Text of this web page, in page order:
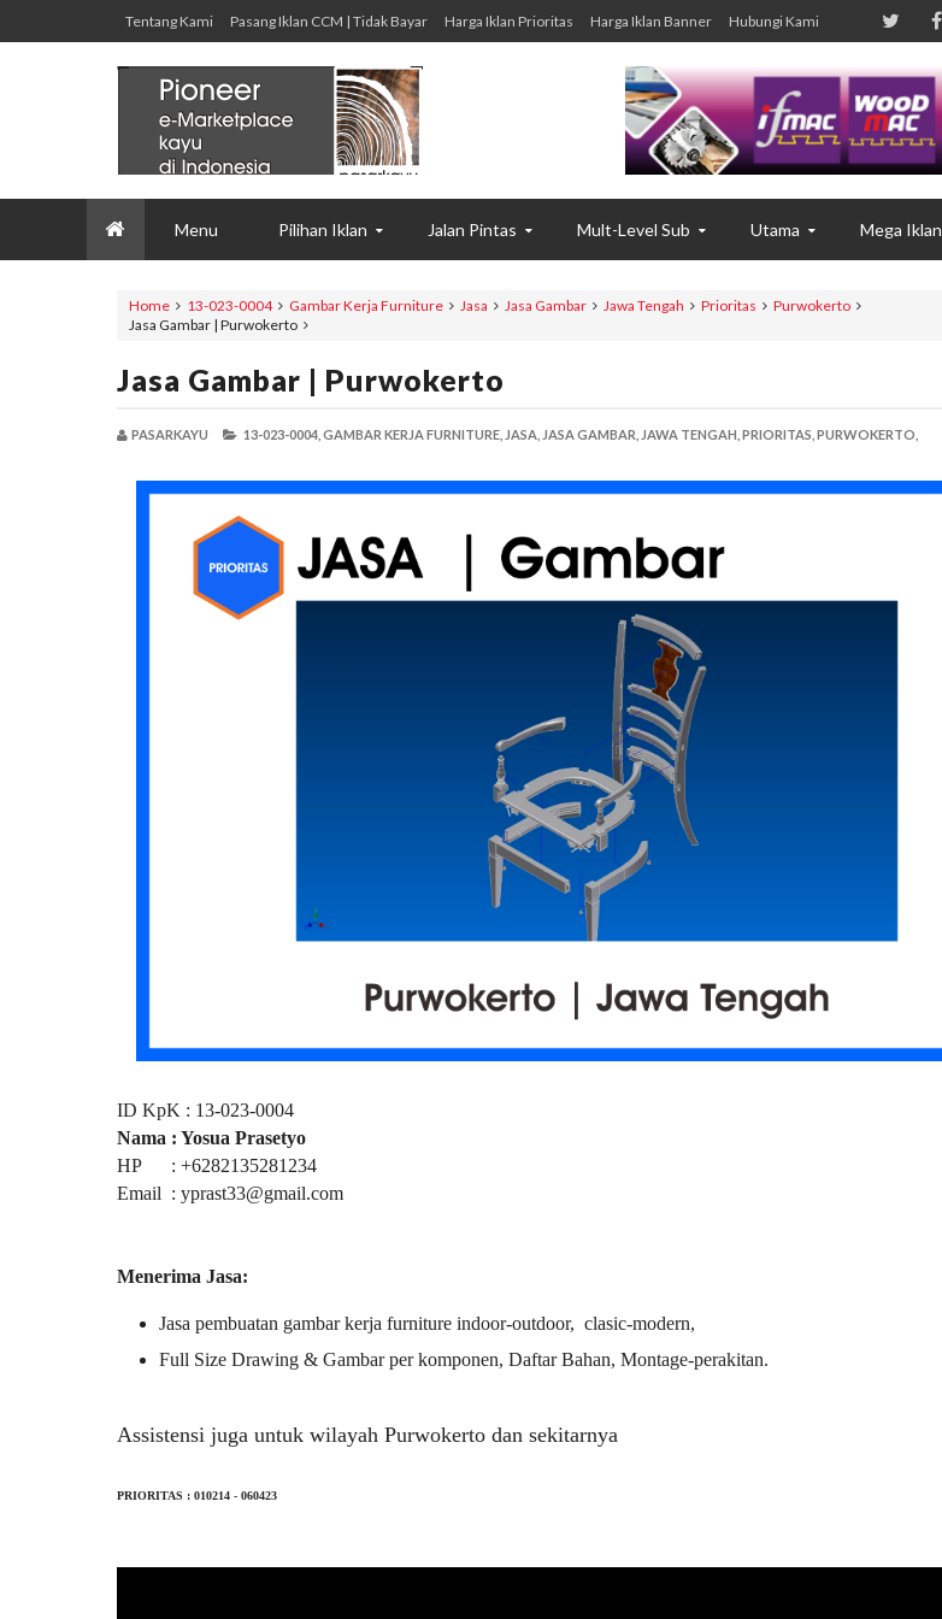
Tentang Kami Pasang Iklan CCM | Tidak Bayar Harga Iklan Prioritas Harga Iklan Banner Hubungi Kami
Menu Pilihan Iklan Jalan Pintas Mult-Level Sub Utama Mega Iklan
Home 13-023-0004 Gambar Kerja Furniture Jasa Jasa Gambar Jawa Tengah Prioritas
Purwokerto
Jasa Gambar | Purwokerto
Jasa Gambar | Purwokerto
PASARKAYU 13-023-0004, GAMBAR KERJA FURNITURE, JASA, JASA GAMBAR, JAWA TENGAH, PRIORITAS, PURWOKERTO,
ID KpK : 13-023-0004
Nama : Yosua Prasetyo
HP : +6282135281234
Email : yprast33@gmail.com
Menerima Jasa:
Jasa pembuatan gambar kerja furniture indoor-outdoor, clasic-modern,
Full Size Drawing & Gambar per komponen, Daftar Bahan, Montage-perakitan.
Assistensi juga untuk wilayah Purwokerto dan sekitarnya
PRIORITAS : 010214 - 060423